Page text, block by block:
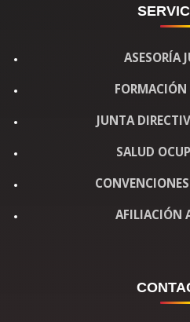
ASESORÍA
JUNTA
SALUD
AFILIACIÓN